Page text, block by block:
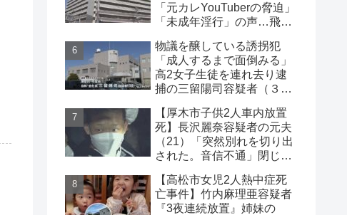
「元カレYouTuberの脅迫」
「未成年淫行」の声…飛び
物議を醸している誘拐犯
「成人するまで面倒みる」
高2女子生徒を連れ去り逮
捕の三留陽司容疑者（３
県】
【厚木市子供2人車内放置
死】長沢麗奈容疑者の元夫
（21）「突然別れを切り出
された。音信不通」閉じ込
【高松市女児2人熱中症死
亡事件】竹内麻理亜容疑者
『3夜連続放置』姉妹の